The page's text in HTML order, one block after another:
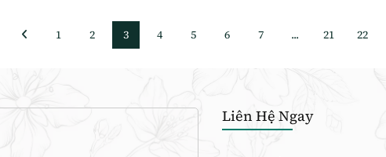
1 2 3 4 5 6 7 ... 21 22
Liên Hệ Ngay